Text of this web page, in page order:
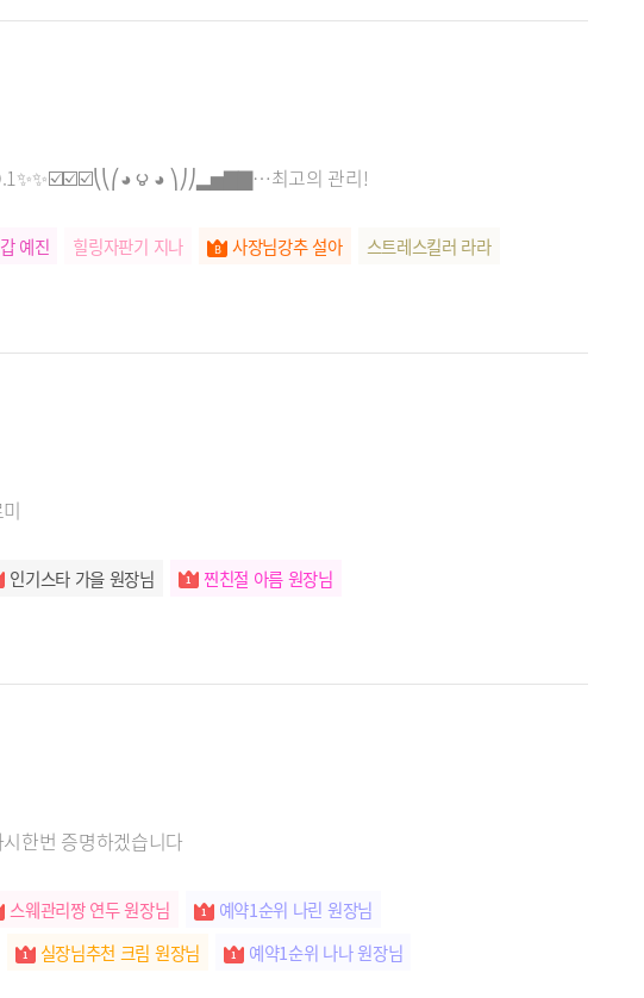
౪ ◕ ⎞⎠⎠▂▅▇▇…최고의 관리!
예진 힐링자판기 지나 사장님강추 설아 스트레스킬러 라라
인기스타 가을 원장님 찐친절 아름 원장님
한번 증명하겠습니다
스웨관리짱 연두 원장님
예약1순위 나린 원장님
실장님추천 크림 원장님
예약1순위 나나 원장님